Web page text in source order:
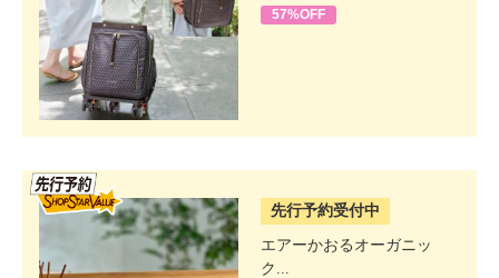
57%OFF
先行予約受付中
エアーかおるオーガニッ
ク...